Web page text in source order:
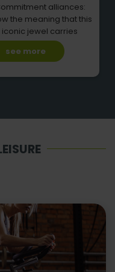
alliances:
the meaning that this
iconic jewel carries
see more